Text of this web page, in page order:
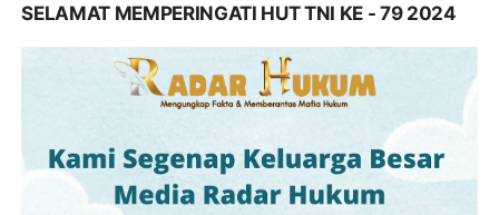
SELAMAT MEMPERINGATI HUT TNI KE - 79 2024